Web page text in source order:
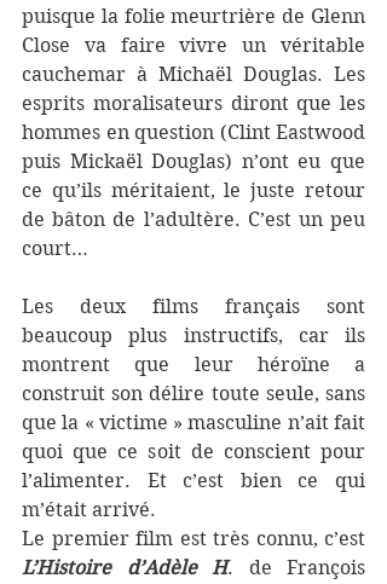
puisque la folie meurtrière de Glenn
Close va faire vivre un véritable
cauchemar à Michaël Douglas. Les
esprits moralisateurs diront que les
hommes en question (Clint Eastwood
puis Mickaël Douglas) n’ont eu que
ce qu’ils méritaient, le juste retour
de bâton de l’adultère. C’est un peu
court…
Les deux films français sont
beaucoup plus instructifs, car ils
montrent que leur héroïne a
construit son délire toute seule, sans
que la « victime » masculine n’ait fait
quoi que ce soit de conscient pour
l’alimenter. Et c’est bien ce qui
m’était arrivé.
L’Histoire d’Adèle H. de François